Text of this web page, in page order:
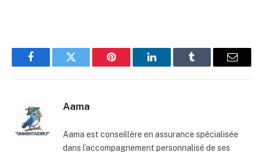
FacebookTwitter Pinterest LinkedInTumblr
E-
Aama
Aama est conseillère en assurance spécialisée
dans l’accompagnement personnalisé de ses